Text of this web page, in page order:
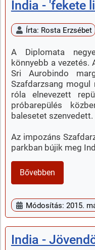
India - 'fekete
Írta: Rosta Erzsébet
A Diplomata
könnyebb a vezetés.
Sri Aurobindo
Szafdarzsang mogul
róla elnevezett
próbarepülés
balesetet szenvedett.
Az impozáns
parkban bújik meg
Bővebben
Módosítás: 2015.
India -